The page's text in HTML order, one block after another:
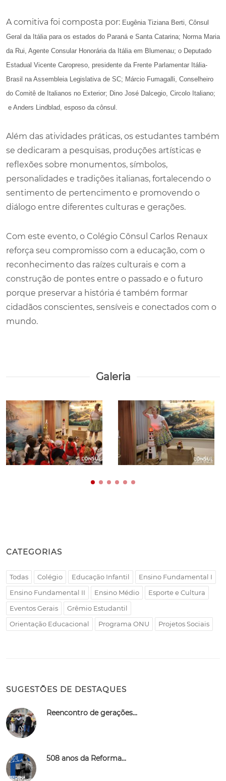
A comitiva foi composta por: Eugênia Tiziana Berti, Cônsul
Geral da Itália para os estados do Paraná e Santa Catarina; Norma Maria
da Rui, Agente Consular Honorária da Itália em Blumenau; o Deputado
Estadual Vicente Caropreso, presidente da Frente Parlamentar Itália-
Brasil na Assembleia Legislativa de SC; Márcio Fumagalli, Conselheiro
do Comitê de Italianos no Exterior; Dino José Dalcegio, Circolo Italiano;
e Anders Lindblad, esposo da cônsul.
Além das atividades práticas, os estudantes também
se dedicaram a pesquisas, produções artísticas e
reflexões sobre monumentos, símbolos,
personalidades e tradições italianas, fortalecendo o
sentimento de pertencimento e promovendo o
diálogo entre diferentes culturas e gerações.
Com este evento, o Colégio Cônsul Carlos Renaux
reforça seu compromisso com a educação, com o
reconhecimento das raízes culturais e com a
construção de pontes entre o passado e o futuro
porque preservar a história é também formar
cidadãos conscientes, sensíveis e conectados com o
mundo.
Galeria
CATEGORIAS
Todas Colégio Educação Infantil
Ensino Fundamental I
Ensino Fundamental II
Ensino Médio
Esporte e Cultura
Eventos Gerais
Grêmio Estudantil
Orientação Educacional
Programa ONU Projetos Sociais
SUGESTÕES DE DESTAQUES
Reencontro de gerações...
508 anos da Reforma...